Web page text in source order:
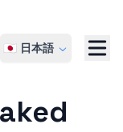
🇯🇵 日本語